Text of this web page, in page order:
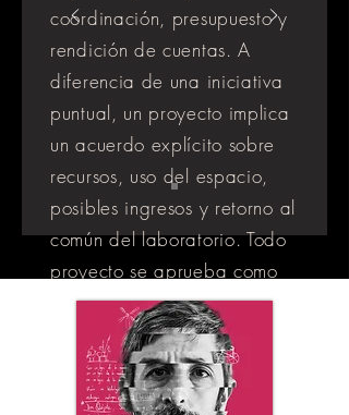
coordinación, presupuesto y
rendición de cuentas. A
diferencia de una iniciativa
puntual, un proyecto implica
un acuerdo explícito sobre
recursos, uso del espacio,
posibles ingresos y retorno al
común del laboratorio. Todo
proyecto se aprueba como
tal para asegurar
trazabilidad, claridad de
responsabilidades y
coherencia con el marco